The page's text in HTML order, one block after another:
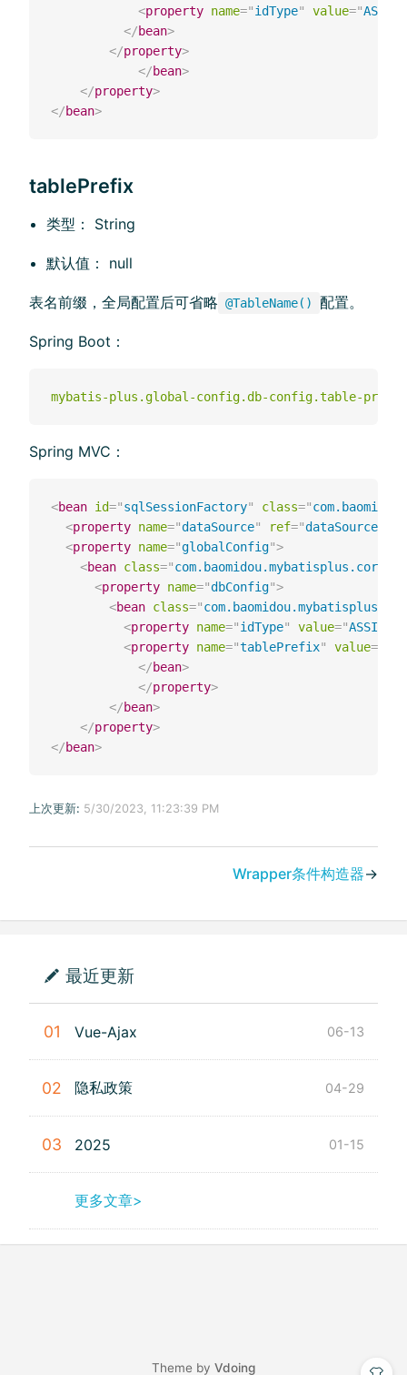
<property name="idType" value="
</bean>
</property>
</bean>
</property>
</bean>
tablePrefix
类型： String
默认值： null
表名前缀，全局配置后可省略 @TableName() 配置。
Spring Boot：
mybatis-plus.global-config.db-config.table-prefix
Spring MVC：
<bean id="sqlSessionFactory" class="
<property name="dataSource" ref="dataSource
<property name="globalConfig">
<bean class="
<property name="dbConfig">
<bean class="
<property name="idType" value="
<property name="tablePrefix" value=
</bean>
</property>
</bean>
</property>
</bean>
上次更新: 5/30/2023, 11:23:39 PM
Wrapper条件构造器→
最近更新
01 Vue-Ajax 06-13
02 隐私政策 04-29
03 2025 01-15
更多文章>
Theme by Vdoing